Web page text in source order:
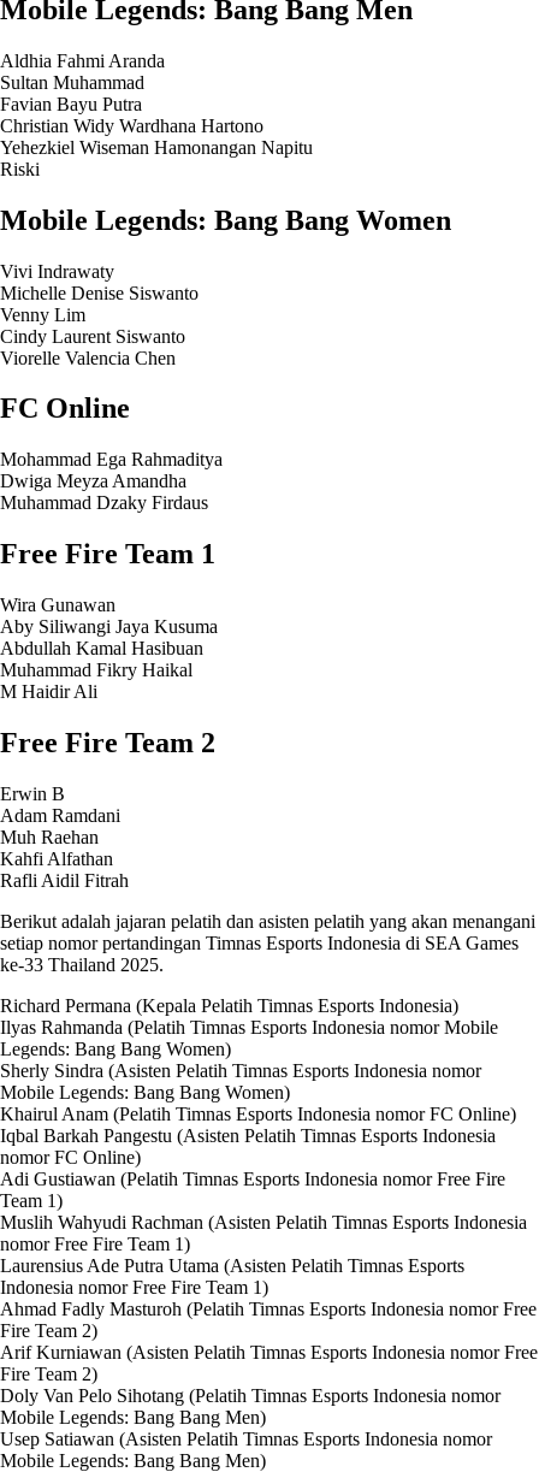
Mobile Legends: Bang Bang Men
Aldhia Fahmi Aranda
Sultan Muhammad
Favian Bayu Putra
Christian Widy Wardhana Hartono
Yehezkiel Wiseman Hamonangan Napitu
Riski
Mobile Legends: Bang Bang Women
Vivi Indrawaty
Michelle Denise Siswanto
Venny Lim
Cindy Laurent Siswanto
Viorelle Valencia Chen
FC Online
Mohammad Ega Rahmaditya
Dwiga Meyza Amandha
Muhammad Dzaky Firdaus
Free Fire Team 1
Wira Gunawan
Aby Siliwangi Jaya Kusuma
Abdullah Kamal Hasibuan
Muhammad Fikry Haikal
M Haidir Ali
Free Fire Team 2
Erwin B
Adam Ramdani
Muh Raehan
Kahfi Alfathan
Rafli Aidil Fitrah
Berikut adalah jajaran pelatih dan asisten pelatih yang akan menangani
setiap nomor pertandingan Timnas Esports Indonesia di SEA Games
ke-33 Thailand 2025.
Richard Permana (Kepala Pelatih Timnas Esports Indonesia)
Ilyas Rahmanda (Pelatih Timnas Esports Indonesia nomor Mobile
Legends: Bang Bang Women)
Sherly Sindra (Asisten Pelatih Timnas Esports Indonesia nomor
Mobile Legends: Bang Bang Women)
Khairul Anam (Pelatih Timnas Esports Indonesia nomor FC Online)
Iqbal Barkah Pangestu (Asisten Pelatih Timnas Esports Indonesia
nomor FC Online)
Adi Gustiawan (Pelatih Timnas Esports Indonesia nomor Free Fire
Team 1)
Muslih Wahyudi Rachman (Asisten Pelatih Timnas Esports Indonesia
nomor Free Fire Team 1)
Laurensius Ade Putra Utama (Asisten Pelatih Timnas Esports
Indonesia nomor Free Fire Team 1)
Ahmad Fadly Masturoh (Pelatih Timnas Esports Indonesia nomor Free
Fire Team 2)
Arif Kurniawan (Asisten Pelatih Timnas Esports Indonesia nomor Free
Fire Team 2)
Doly Van Pelo Sihotang (Pelatih Timnas Esports Indonesia nomor
Mobile Legends: Bang Bang Men)
Usep Satiawan (Asisten Pelatih Timnas Esports Indonesia nomor
Mobile Legends: Bang Bang Men)